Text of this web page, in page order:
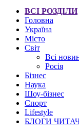
ВСІ РОЗДІЛИ
Головна
Україна
Місто
Світ
Всі
Росія
Бізнес
Наука
Шоу-бізнес
Спорт
Lifestyle
БЛОГИ